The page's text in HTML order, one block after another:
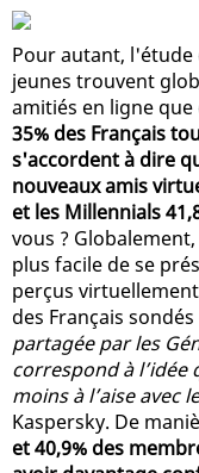
Pour autant, l'étude
jeunes trouvent
amitiés en ligne
35% des Français
s'accordent à dire
nouveaux amis
et les Millennials
vous ?
plus facile de se
perçus
des Français
partagée par les
correspond à l’idée
moins à l’aise avec
Kaspersky. De
et 40,9% des